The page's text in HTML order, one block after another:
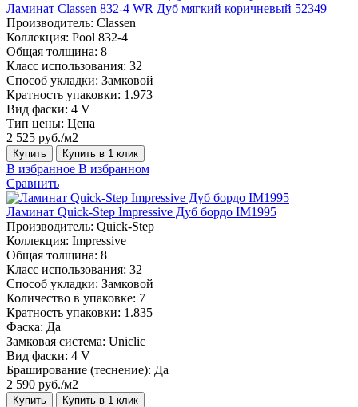
Ламинат Classen 832-4 WR Дуб мягкий коричневый 52349
Производитель: Classen
Коллекция: Pool 832-4
Общая толщина: 8
Класс использования: 32
Способ укладки: Замковой
Кратность упаковки: 1.973
Вид фаски: 4 V
Тип цены: Цена
2 525 руб./м2
Купить Купить в 1 клик
В избранное В избранном
Сравнить
Ламинат Quick-Step Impressive Дуб бордо IM1995
Производитель: Quick-Step
Коллекция: Impressive
Общая толщина: 8
Класс использования: 32
Способ укладки: Замковой
Количество в упаковке: 7
Кратность упаковки: 1.835
Фаска: Да
Замковая система: Uniclic
Вид фаски: 4 V
Браширование (теснение): Да
2 590 руб./м2
Купить Купить в 1 клик